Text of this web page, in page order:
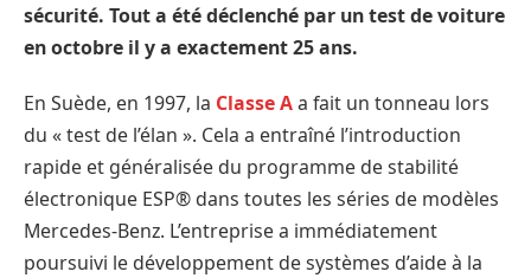
sécurité. Tout a été déclenché par un test de voiture
en octobre il y a exactement 25 ans.
En Suède, en 1997, la Classe Aa fait un tonneau lors
du « test de l’élan ». Cela a entraîné l’introduction
rapide et généralisée du programme de stabilité
électronique ESP® dans toutes les séries de modèles
Mercedes-Benz. L’entreprise a immédiatement
poursuivi le développement de systèmes d’aide à la